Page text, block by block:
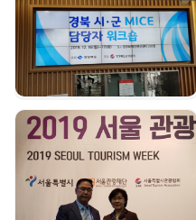
경북시군 마이스 담당자
워크숍 | 2019. 12. 16
서울관광대상 수상 |
2019. 12. 04